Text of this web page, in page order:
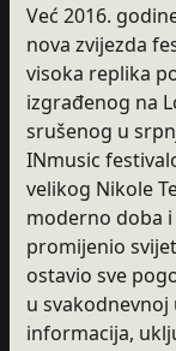
Već 2016.
nova zvijezda
visoka replika
izgrađenog na
srušenog u
INmusic
velikog Nikole
moderno doba
promijenio
ostavio sve
u
informacija,